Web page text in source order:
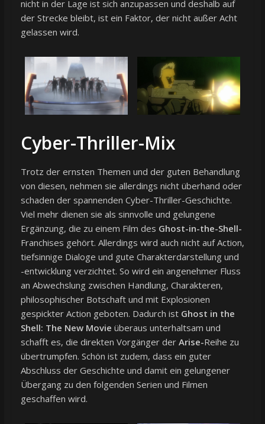
nicht in der Lage ist sich anzupassen und deshalb auf
der Strecke bleibt, ist ein Faktor, der nicht außer Acht
gelassen wird.
Cyber-Thriller-Mix
Trotz der ernsten Themen und der guten Behandlung
von diesen, nehmen sie allerdings nicht überhand oder
schaden der spannenden Cyber-Thriller-Geschichte.
Viel mehr dienen sie als sinnvolle und gelungene
Ergänzung, die zu einem Film des Ghost-in-the-Shell-
Franchises gehört. Allerdings wird auch nicht auf Action,
tiefsinnige Dialoge und gute Charakterdarstellung und
-entwicklung verzichtet. So wird ein angenehmer Fluss
an Abwechslung zwischen Handlung, Charakteren,
philosophischer Botschaft und mit Explosionen
gespickter Action geboten. Dadurch ist Ghost in the
Shell: The New Movie überaus unterhaltsam und
schafft es, die direkten Vorgänger der Arise-Reihe zu
übertrumpfen. Schön ist zudem, dass ein guter
Abschluss der Geschichte und damit ein gelungener
Übergang zu den folgenden Serien und Filmen
geschaffen wird.